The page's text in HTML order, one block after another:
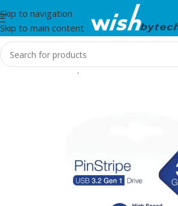
Skip to navigation
Skip to main content
Home/Aksesorë për mobil dhe IT